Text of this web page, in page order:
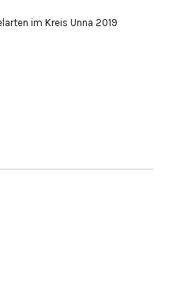
im Kreis Unna 2019